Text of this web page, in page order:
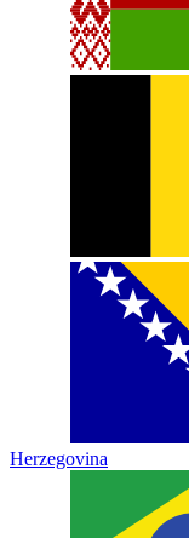
Herzegovina